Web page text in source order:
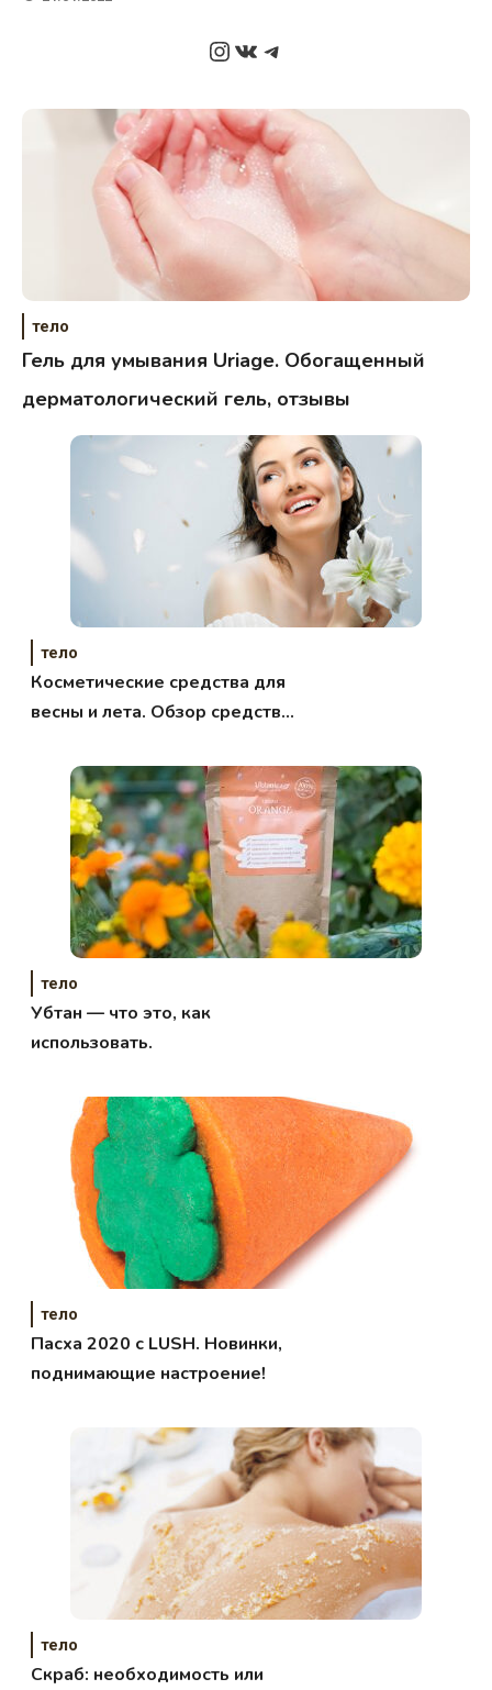
Instagram
ВКонтакте
Telegram
тело
Гель для умывания Uriage. Обогащенный
дерматологический гель, отзывы
тело
Косметические средства для
весны и лета. Обзор средств
тело
Убтан — что это, как
использовать.
тело
Пасха 2020 с LUSH. Новинки,
поднимающие настроение!
тело
Скраб: необходимость или